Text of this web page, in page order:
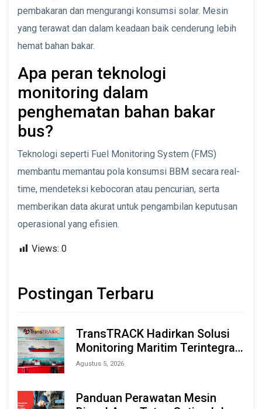
pembakaran dan mengurangi konsumsi solar. Mesin
yang terawat dan dalam keadaan baik cenderung lebih
hemat bahan bakar.
Apa peran teknologi
monitoring dalam
penghematan bahan bakar
bus?
Teknologi seperti Fuel Monitoring System (FMS)
membantu memantau pola konsumsi BBM secara real-
time, mendeteksi kebocoran atau pencurian, serta
memberikan data akurat untuk pengambilan keputusan
operasional yang efisien.
Views: 0
Postingan Terbaru
TransTRACK Hadirkan Solusi
Monitoring Maritim Terintegrasi
Berbasis AI & IoT di Indonesia
Agustus 5, 2026
Panduan Perawatan Mesin